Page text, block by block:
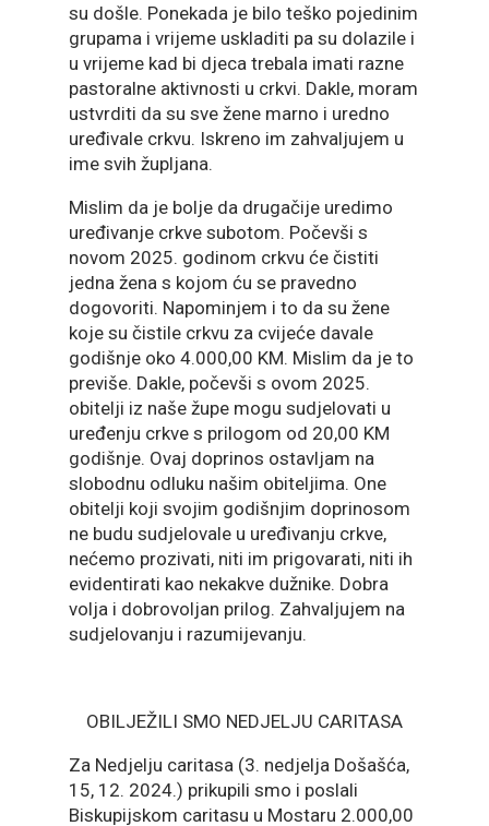
su došle. Ponekada je bilo teško pojedinim
grupama i vrijeme uskladiti pa su dolazile i
u vrijeme kad bi djeca trebala imati razne
pastoralne aktivnosti u crkvi. Dakle, moram
ustvrditi da su sve žene marno i uredno
uređivale crkvu. Iskreno im zahvaljujem u
ime svih župljana.
Mislim da je bolje da drugačije uredimo
uređivanje crkve subotom. Počevši s
novom 2025. godinom crkvu će čistiti
jedna žena s kojom ću se pravedno
dogovoriti. Napominjem i to da su žene
koje su čistile crkvu za cvijeće davale
godišnje oko 4.000,00 KM. Mislim da je to
previše. Dakle, počevši s ovom 2025.
obitelji iz naše župe mogu sudjelovati u
uređenju crkve s prilogom od 20,00 KM
godišnje. Ovaj doprinos ostavljam na
slobodnu odluku našim obiteljima. One
obitelji koji svojim godišnjim doprinosom
ne budu sudjelovale u uređivanju crkve,
nećemo prozivati, niti im prigovarati, niti ih
evidentirati kao nekakve dužnike. Dobra
volja i dobrovoljan prilog. Zahvaljujem na
sudjelovanju i razumijevanju.
OBILJEŽILI SMO NEDJELJU CARITASA
Za Nedjelju caritasa (3. nedjelja Došašća,
15, 12. 2024.) prikupili smo i poslali
Biskupijskom caritasu u Mostaru 2.000,00